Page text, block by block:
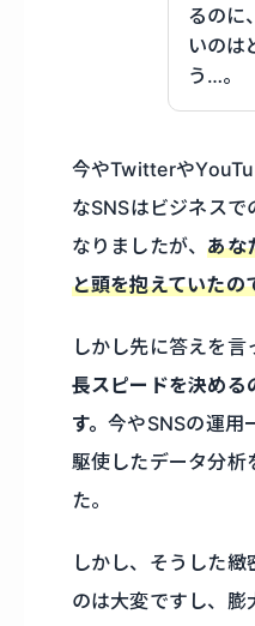
るのに
いのは
う…。
今やTwitterや
なSNSはビジネス
なりましたが、あな
と頭を抱えていたの
しかし先に答えを言
長スピードを決める
す。今やSNSの運用
駆使したデータ分析
た。
しかし、そうした
のは大変ですし、膨